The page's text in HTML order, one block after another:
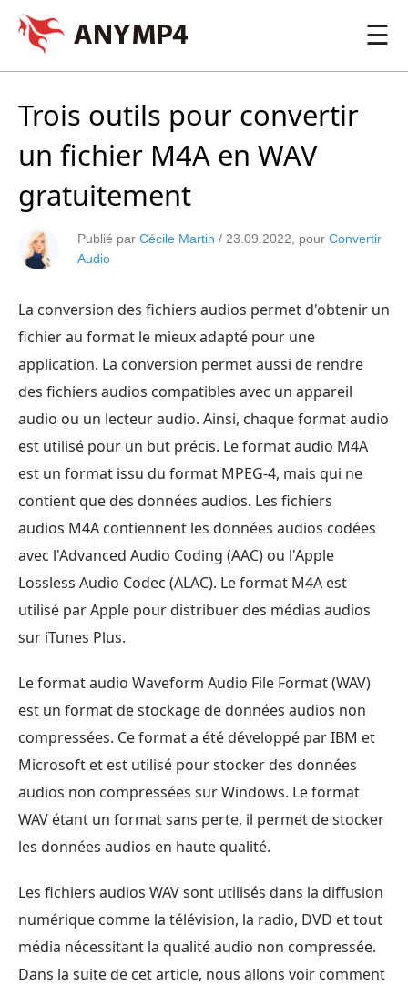
☰
Trois outils pour convertir
un fichier M4A en WAV
gratuitement
Publié par Cécile Martin / 23.09.2022 , pour Convertir
Audio
La conversion des fichiers audios permet d'obtenir un
fichier au format le mieux adapté pour une
application. La conversion permet aussi de rendre
des fichiers audios compatibles avec un appareil
audio ou un lecteur audio. Ainsi, chaque format audio
est utilisé pour un but précis. Le format audio M4A
est un format issu du format MPEG-4, mais qui ne
contient que des données audios. Les fichiers
audios M4A contiennent les données audios codées
avec l'Advanced Audio Coding (AAC) ou l'Apple
Lossless Audio Codec (ALAC). Le format M4A est
utilisé par Apple pour distribuer des médias audios
sur iTunes Plus.
Le format audio Waveform Audio File Format (WAV)
est un format de stockage de données audios non
compressées. Ce format a été développé par IBM et
Microsoft et est utilisé pour stocker des données
audios non compressées sur Windows. Le format
WAV étant un format sans perte, il permet de stocker
les données audios en haute qualité.
Les fichiers audios WAV sont utilisés dans la diffusion
numérique comme la télévision, la radio, DVD et tout
média nécessitant la qualité audio non compressée.
Dans la suite de cet article, nous allons voir comment